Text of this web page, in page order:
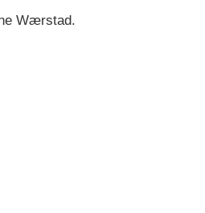
Wærstad.